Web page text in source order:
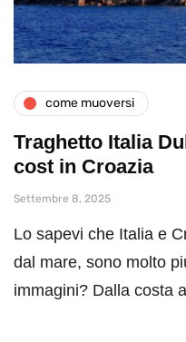
come muoversi
Traghetto Italia
cost in Croazia
Settembre 8, 2025
Lo sapevi che Italia e
dal mare, sono molto
immagini? Dalla costa